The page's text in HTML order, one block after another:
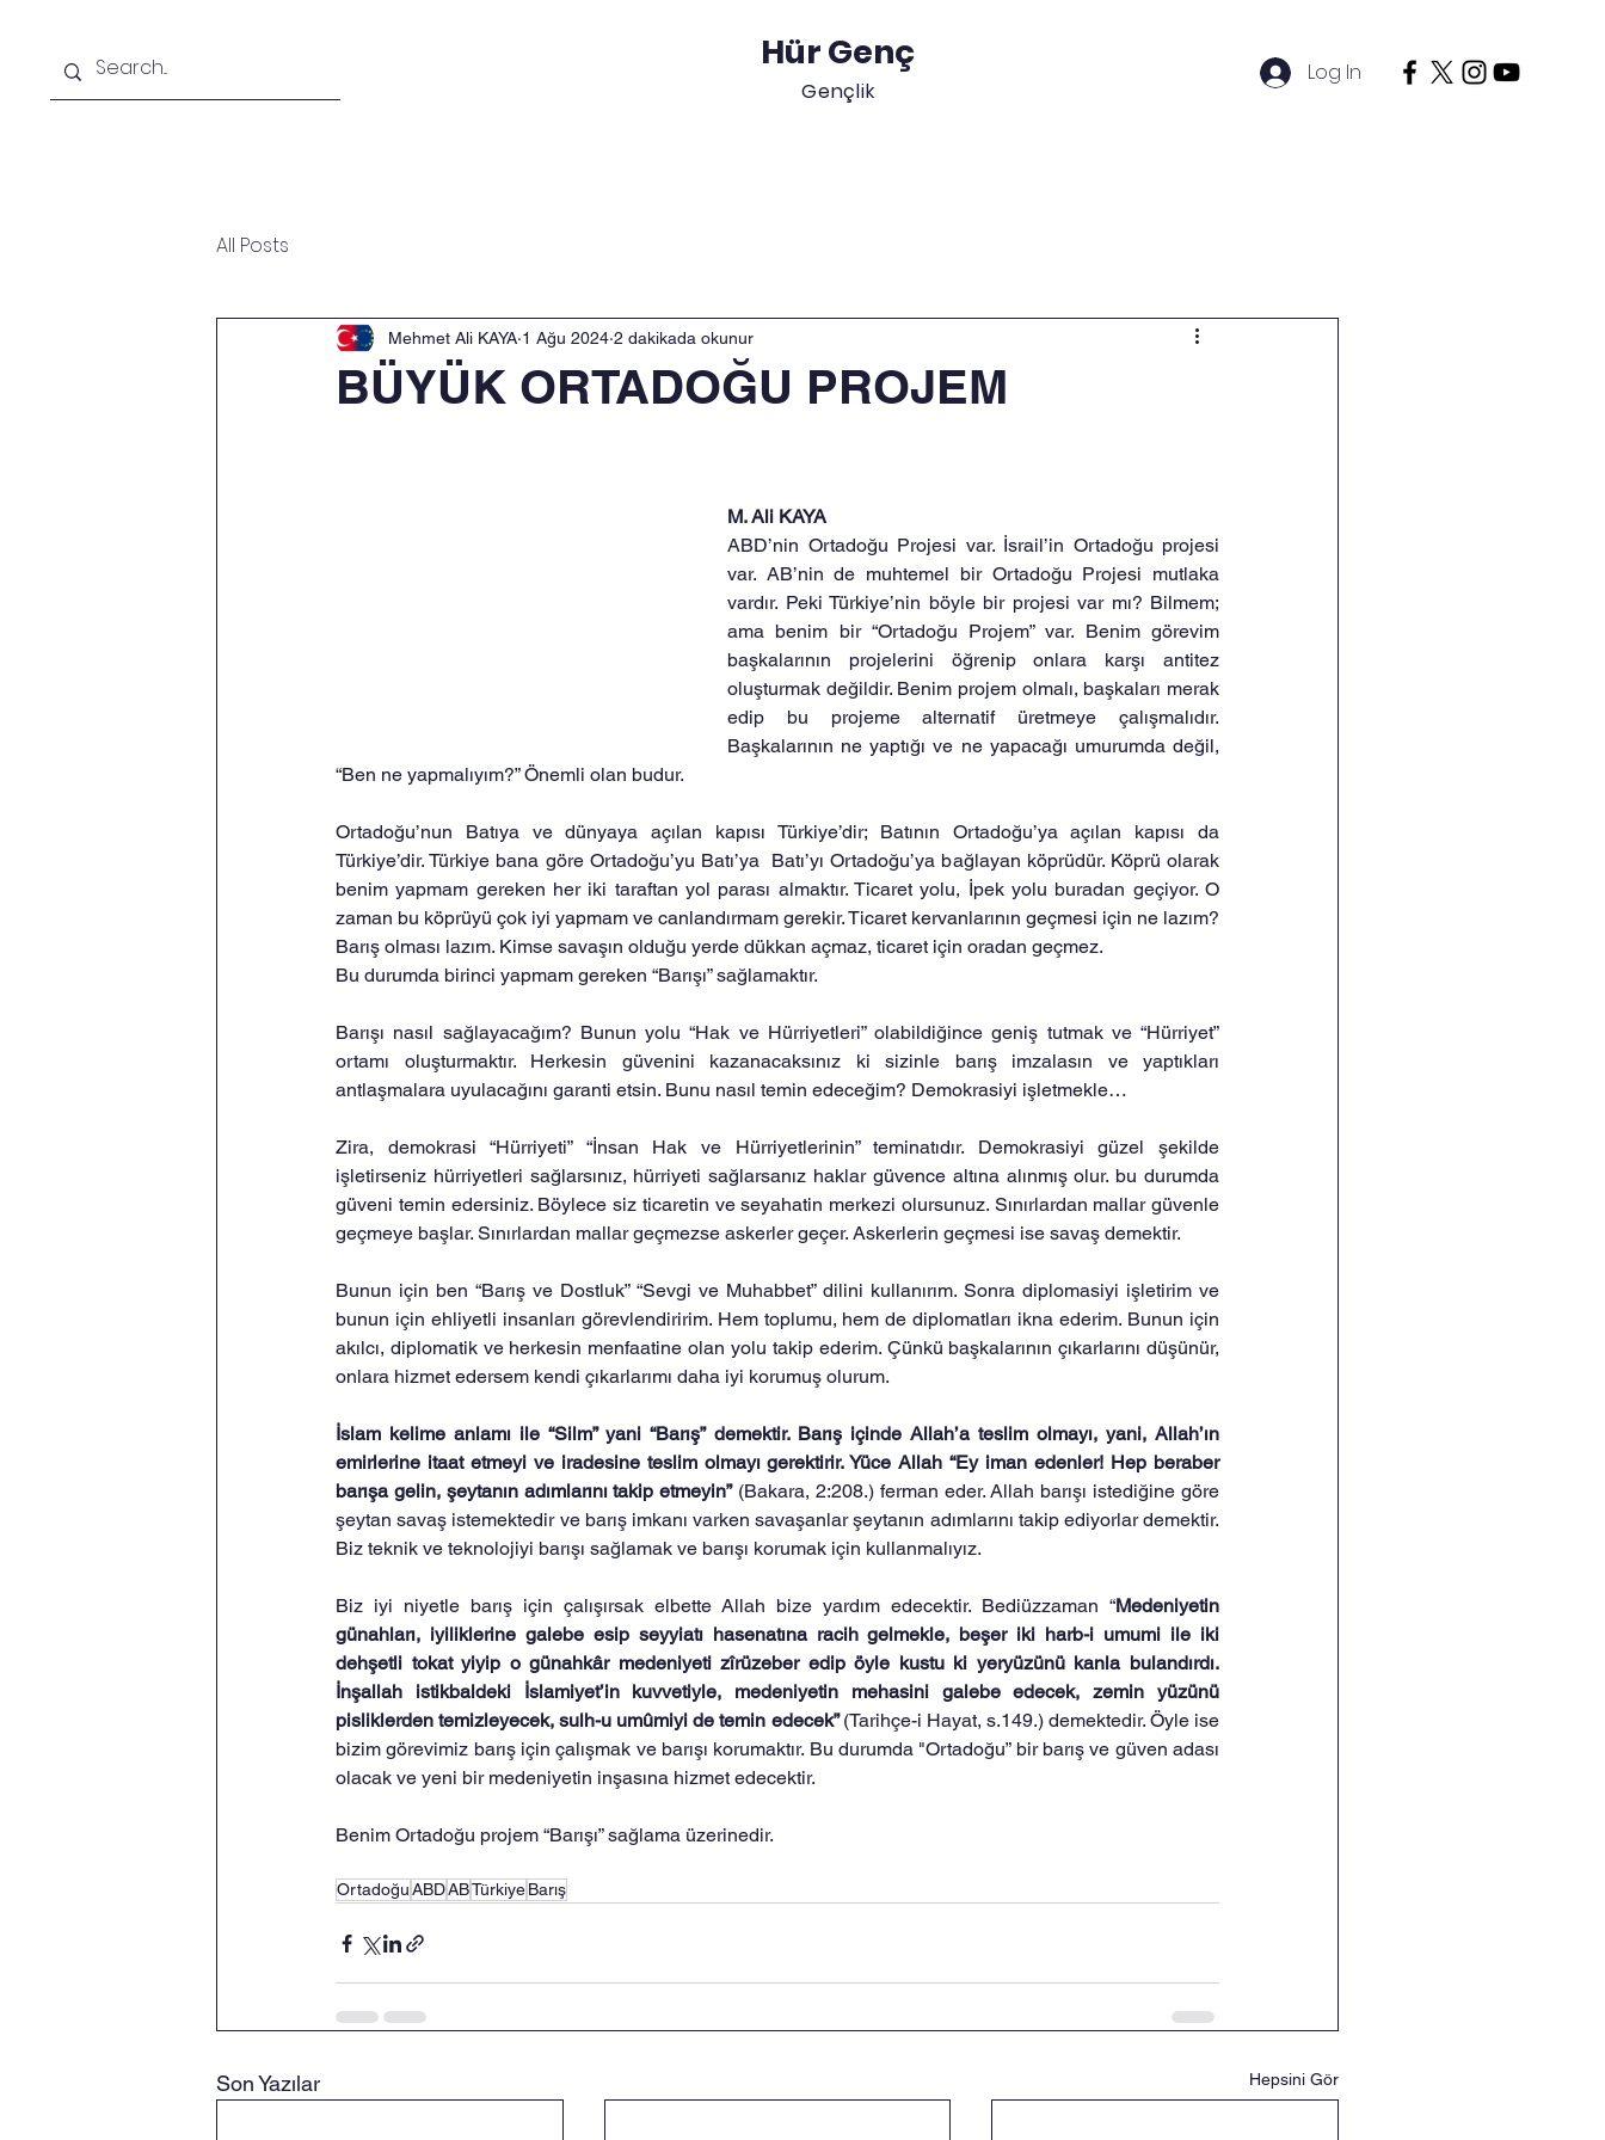
Hür Genç
Gençlik
Log In
All Posts
BÜYÜK ORTADOĞU PROJEM
Mehmet Ali KAYA 1 Ağu 2024 2 dakikada okunur
M. Ali KAYA
ABD’nin Ortadoğu Projesi var. İsrail’in Ortadoğu projesi
var. AB’nin de muhtemel bir Ortadoğu Projesi mutlaka
vardır. Peki Türkiye’nin böyle bir projesi var mı? Bilmem;
ama benim bir “Ortadoğu Projem” var. Benim görevim
başkalarının projelerini öğrenip onlara karşı antitez
oluşturmak değildir. Benim projem olmalı, başkaları merak
edip bu projeme alternatif üretmeye çalışmalıdır.
Başkalarının ne yaptığı ve ne yapacağı umurumda değil,
“Ben ne yapmalıyım?” Önemli olan budur.
Ortadoğu’nun Batıya ve dünyaya açılan kapısı Türkiye’dir; Batının Ortadoğu’ya açılan kapısı da
Türkiye’dir. Türkiye bana göre Ortadoğu’yu Batı’ya  Batı’yı Ortadoğu’ya bağlayan köprüdür. Köprü olarak
benim yapmam gereken her iki taraftan yol parası almaktır. Ticaret yolu, İpek yolu buradan geçiyor. O
zaman bu köprüyü çok iyi yapmam ve canlandırmam gerekir. Ticaret kervanlarının geçmesi için ne lazım?
Barış olması lazım. Kimse savaşın olduğu yerde dükkan açmaz, ticaret için oradan geçmez.
Bu durumda birinci yapmam gereken “Barışı” sağlamaktır.
Barışı nasıl sağlayacağım? Bunun yolu “Hak ve Hürriyetleri” olabildiğince geniş tutmak ve “Hürriyet”
ortamı oluşturmaktır. Herkesin güvenini kazanacaksınız ki sizinle barış imzalasın ve yaptıkları
antlaşmalara uyulacağını garanti etsin. Bunu nasıl temin edeceğim? Demokrasiyi işletmekle…
Zira, demokrasi “Hürriyeti” “İnsan Hak ve Hürriyetlerinin” teminatıdır. Demokrasiyi güzel şekilde
işletirseniz hürriyetleri sağlarsınız, hürriyeti sağlarsanız haklar güvence altına alınmış olur. bu durumda
güveni temin edersiniz. Böylece siz ticaretin ve seyahatin merkezi olursunuz. Sınırlardan mallar güvenle
geçmeye başlar. Sınırlardan mallar geçmezse askerler geçer. Askerlerin geçmesi ise savaş demektir.
Bunun için ben “Barış ve Dostluk” “Sevgi ve Muhabbet” dilini kullanırım. Sonra diplomasiyi işletirim ve
bunun için ehliyetli insanları görevlendiririm. Hem toplumu, hem de diplomatları ikna ederim. Bunun için
akılcı, diplomatik ve herkesin menfaatine olan yolu takip ederim. Çünkü başkalarının çıkarlarını düşünür,
onlara hizmet edersem kendi çıkarlarımı daha iyi korumuş olurum.
İslam kelime anlamı ile “Silm” yani “Barış” demektir. Barış içinde Allah’a teslim olmayı, yani, Allah’ın
emirlerine itaat etmeyi ve iradesine teslim olmayı gerektirir. Yüce Allah “Ey iman edenler! Hep beraber
barışa gelin, şeytanın adımlarını takip etmeyin” (Bakara, 2:208.) ferman eder. Allah barışı istediğine göre
şeytan savaş istemektedir ve barış imkanı varken savaşanlar şeytanın adımlarını takip ediyorlar demektir.
Biz teknik ve teknolojiyi barışı sağlamak ve barışı korumak için kullanmalıyız.
Biz iyi niyetle barış için çalışırsak elbette Allah bize yardım edecektir. Bediüzzaman “Medeniyetin
günahları, iyiliklerine galebe esip seyyiatı hasenatına racih gelmekle, beşer iki harb-i umumi ile iki
dehşetli tokat yiyip o günahkâr medeniyeti zîrüzeber edip öyle kustu ki yeryüzünü kanla bulandırdı.
İnşallah istikbaldeki İslamiyet’in kuvvetiyle, medeniyetin mehasini galebe edecek, zemin yüzünü
pisliklerden temizleyecek, sulh-u umûmiyi de temin edecek” (Tarihçe-i Hayat, s.149.) demektedir. Öyle ise
bizim görevimiz barış için çalışmak ve barışı korumaktır. Bu durumda "Ortadoğu” bir barış ve güven adası
olacak ve yeni bir medeniyetin inşasına hizmet edecektir.
Benim Ortadoğu projem “Barışı” sağlama üzerinedir.
OrtadoğuABDABTürkiyeBarış
Son Yazılar Hepsini Gör